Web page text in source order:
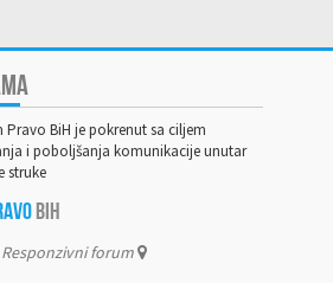
Pravo BiH je pokrenut sa ciljem
i poboljšanja komunikacije unutar
struke
BiH
Responzivni forum